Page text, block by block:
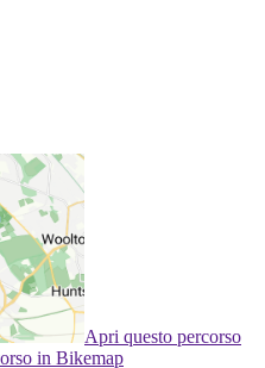
Apri questo percorso
in Bikemap